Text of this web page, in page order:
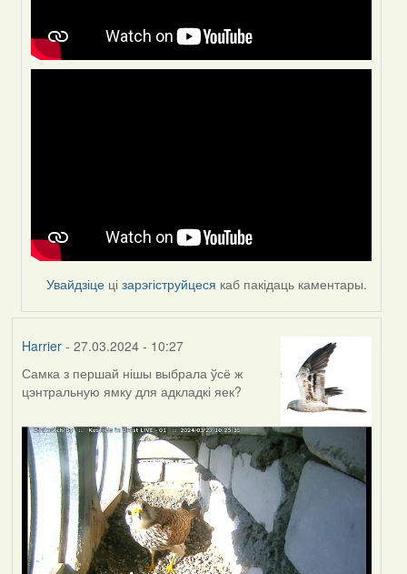
Увайдзіце цізарэгіструйцеся каб пакідаць каментары.
Harrier- 27.03.2024 - 10:27
Самка з першай нішы выбрала ўсё ж
цэнтральную ямку для адкладкі яек?